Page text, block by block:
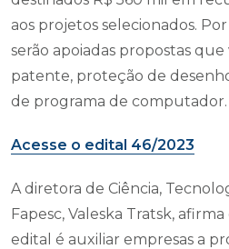
aos projetos selecionados.
serão apoiadas propostas
patente, proteção de
de programa de computador.
Acesse o edital 46/2023
A diretora de Ciência,
Fapesc, Valeska Tratsk,
edital é auxiliar empresas a